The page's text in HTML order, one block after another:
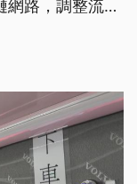
路，調整流程
公司付出沉重